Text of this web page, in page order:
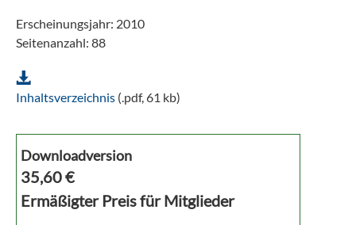
Erscheinungsjahr: 2010
Seitenanzahl: 88
Inhaltsverzeichnis (.pdf, 61 kb)
Downloadversion
35,60€
Ermäßigter Preis für Mitglieder